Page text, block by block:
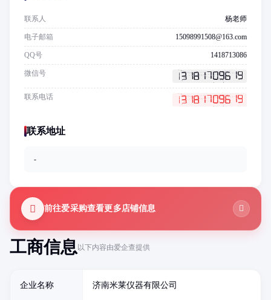
工商信息以下内容由爱企查提供
企业名称 济南米莱仪器有限公司
联系人 杨老师
电子邮箱 15098991508@163.com
QQ号 1418713086
微信号
联系电话
联系地址
-
前往爱采购查看更多店铺信息